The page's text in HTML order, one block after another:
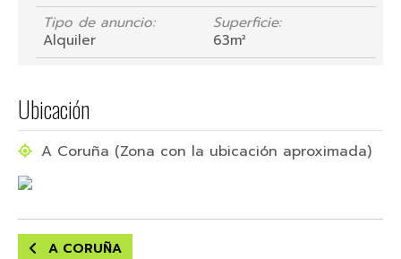
Tipo de anuncio:
Alquiler
Superficie:
63m²
Ubicación
A Coruña (Zona con la ubicación aproximada)
A CORUÑA